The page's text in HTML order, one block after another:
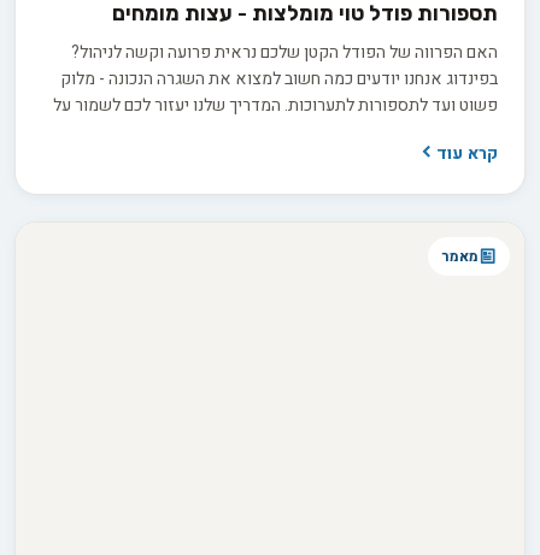
תספורות פודל טוי מומלצות - עצות מומחים
האם הפרווה של הפודל הקטן שלכם נראית פרועה וקשה לניהול?
בפינדוג אנחנו יודעים כמה חשוב למצוא את השגרה הנכונה - מלוק
פשוט ועד לתספורות לתערוכות. המדריך שלנו יעזור לכם לשמור על
קרא עוד
מאמר